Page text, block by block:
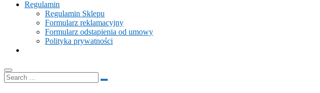
Regulamin
Regulamin Sklepu
Formularz reklamacyjny
Formularz odstąpienia od umowy
Polityka prywatności